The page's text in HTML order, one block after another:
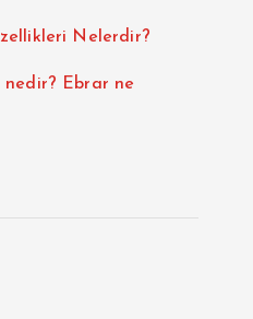
Nelerdir?
nedir? Ebrar ne